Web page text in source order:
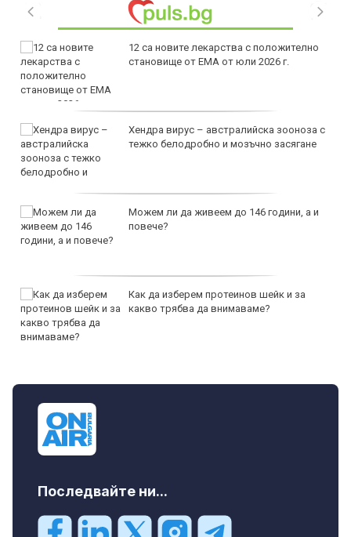
12 са новите лекарства с положително
становище от ЕМА от юли 2026 г.
Хендра вирус – австралийска зооноза с
тежко белодробно и мозъчно засягане
Можем ли да живеем до 146 години, а и
повече?
Как да изберем протеинов шейк и за
какво трябва да внимаваме?
Последвайте ни...